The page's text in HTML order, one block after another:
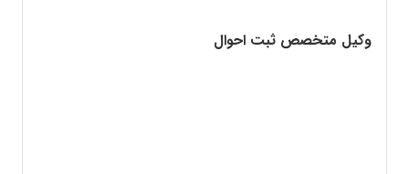
وکیل متخصص ثبت احوال